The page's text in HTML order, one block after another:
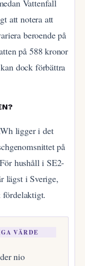
Vattenfall
att notera att
beroende på
på 588 kronor
dock förbättra
ligger i det
på
hushåll i SE2-
lägst i Sverige,
fördelaktigt.
VÄRDE
nio